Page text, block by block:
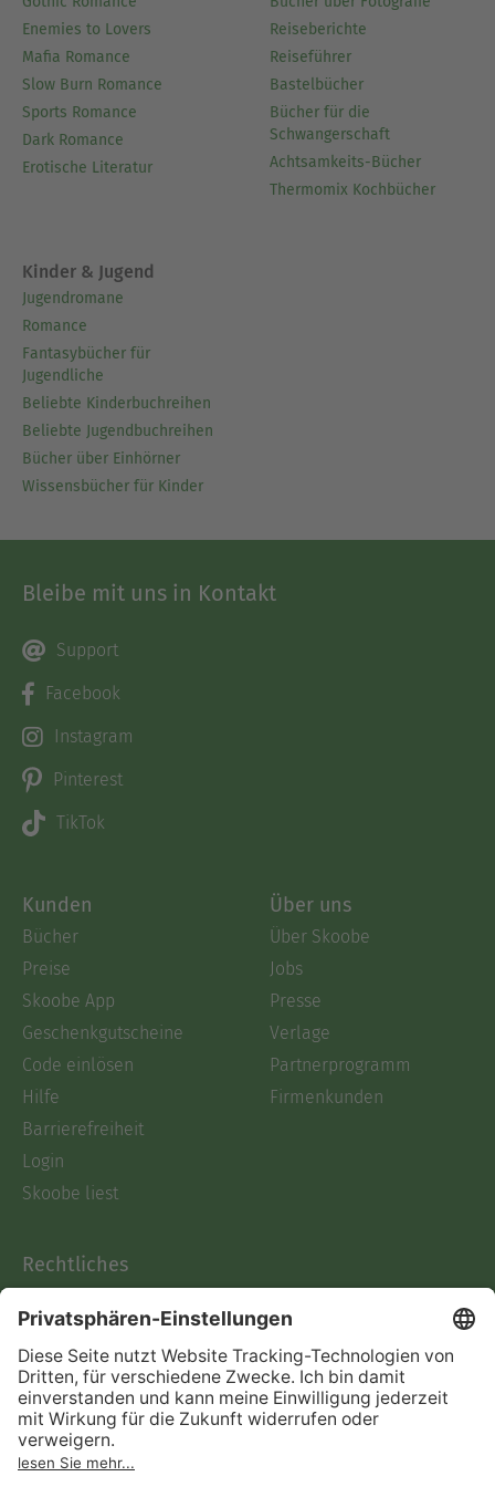
heben Momente literarischer Brillanz hervor.-
Interaktive Fußnoten erklären ungewöhnliche
Referenzen, historische Anspielungen und
veraltete Ausdrücke für eine mühelose, besser
informierte Lektüre.
Figuren des 20. Jahrhunderts. Die Theorien des
österreichischen Mediziners werden bis heute
diskutiert und angewandt.
Enemies to Lovers
Mafia Romance
Slow Burn Romance
Sports Romance
Dark Romance
Erotische Literatur
Reiseberichte
Reiseführer
Bastelbücher
Bücher für die
Schwangerschaft
Achtsamkeits-Bücher
Thermomix Kochbücher
Kinder & Jugend
Jugendromane
Romance
Fantasybücher für
Jugendliche
Beliebte Kinderbuchreihen
Beliebte Jugendbuchreihen
Bücher über Einhörner
Wissensbücher für Kinder
Bleibe mit uns in Kontakt
Support
Facebook
Instagram
Pinterest
TikTok
Kunden
Bücher
Preise
Skoobe App
Geschenkgutscheine
Code einlösen
Hilfe
Barrierefreiheit
Login
Skoobe liest
Über uns
Über Skoobe
Jobs
Presse
Verlage
Partnerprogramm
Firmenkunden
Rechtliches
AGB
Informationen nach Data
Act
Verträge hier kündigen
Impressum